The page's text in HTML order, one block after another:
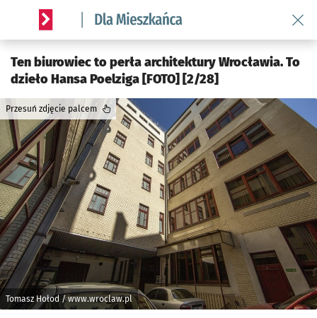
Serwis informacyjny wroclaw.pl podserwis: Dla mieszkańca
Ten biurowiec to perła architektury Wrocławia. To
dzieło Hansa Poelziga [FOTO] [2/28]
Tomasz Hołod / www.wroclaw.pl
Przesuń zdjęcie palcem